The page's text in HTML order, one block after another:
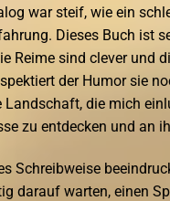
war steif, wie ein
Dieses Buch ist
Reime sind clever und
der Humor sie
die mich
zu entdecken und an
Schreibweise
darauf warten, einen